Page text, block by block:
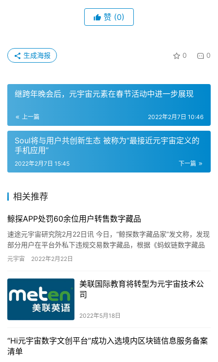
赞 (0)
0 0
生成海报
继跨年晚会后，元宇宙元素在春节活动中进一步展现
上一篇 2022年2月7日 10:46
Soul将与用户共创新生态 被称为“最接近元宇宙定义的
手机应用”
下一篇
2022年2月7日 15:45
相关推荐
鲸探APP处罚60余位用户转售数字藏品
速途元宇宙研究院2月22日讯 今日，“鲸探数字藏品家”发文称，发现
部分用户在平台外私下违规交易数字藏品，根据《蚂蚁链数字藏品
平台用户服务协议》规定，如经过合理判定认定转售行为违规，…
元宇宙 2022年2月22日
美联国际教育将转型为元宇宙技术公
司
2022年5月18日
“Hi元宇宙数字文创平台”成功入选境内区块链信息服务备案
清单